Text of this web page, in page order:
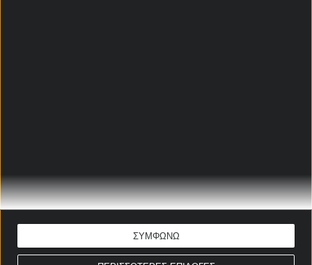
ΣΥΜΦΩΝΩ
Το στοίχημα της Ημέρας
ΕΚΤΙΜΗΣΗ: 2 & Βάργκα 1+ σουτ στην εστία